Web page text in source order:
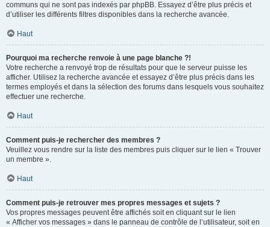
communs qui ne sont pas indexés par phpBB. Essayez d’être plus précis et
d’utiliser les différents filtres disponibles dans la recherche avancée.
Haut
Pourquoi ma recherche renvoie à une page blanche ?!
Votre recherche a renvoyé trop de résultats pour que le serveur puisse les
afficher. Utilisez la recherche avancée et essayez d’être plus précis dans les
termes employés et dans la sélection des forums dans lesquels vous souhaitez
effectuer une recherche.
Haut
Comment puis-je rechercher des membres ?
Veuillez vous rendre sur la liste des membres puis cliquer sur le lien « Trouver
un membre ».
Haut
Comment puis-je retrouver mes propres messages et sujets ?
Vos propres messages peuvent être affichés soit en cliquant sur le lien
« Afficher vos messages » dans le panneau de contrôle de l’utilisateur, soit en